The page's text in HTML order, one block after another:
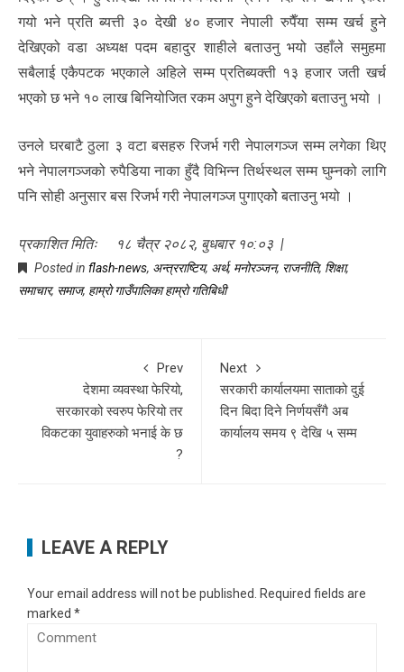
गयो भने प्रति ब्यत्ती ३० देखी ४० हजार नेपाली रुपैँया सम्म खर्च हुने
देखिएको वडा अध्यक्ष पदम बहादुर शाहीले बताउनु भयो उहाँले समुहमा
सबैलाई एकैपटक भएकाले अहिले सम्म प्रतिब्यक्ती १३ हजार जती खर्च
भएको छ भने १० लाख बिनियोजित रकम अपुग हुने देखिएको बताउनु भयो ।
उनले घरबाटै ठुला ३ वटा बसहरु रिजर्भ गरी नेपालगञ्ज सम्म लगेका थिए
भने नेपालगञ्जको रुपैडिया नाका हुँदै विभिन्न तिर्थस्थल सम्म घुम्नको लागि
पनि सोही अनुसार बस रिजर्भ गरी नेपालगञ्ज पुगाएकोे बताउनु भयो ।
प्रकाशित मितिः १८ चैत्र २०८२, बुधबार १०:०३ |
Posted in flash-news, अन्त्रराष्टिय, अर्थ, मनोरञ्जन, राजनीति, शिक्षा,
समाचार, समाज, हाम्राे गाउँपालिका हाम्राे गतिबिधी
Prev
देशमा व्यवस्था फेरियो,
सरकारको स्वरुप फेरियो तर
विकटका युवाहरुको भनाई के छ
?
Next
सरकारी कार्यालयमा साताको दुई
दिन बिदा दिने निर्णयसँगै अब
कार्यालय समय ९ देखि ५ सम्म
LEAVE A REPLY
Your email address will not be published.
Required fields are
marked *